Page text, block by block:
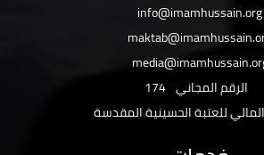
info@imamhussain.org
الرقم المجاني 174
للعتبة الحسينية المقدسة